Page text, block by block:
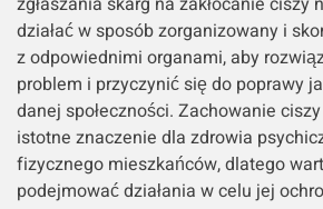
działać w sposób zorganizowany i
z odpowiednimi organami, aby
problem i przyczynić się do poprawy
danej społeczności. Zachowanie
istotne znaczenie dla zdrowia
fizycznego mieszkańców, dlatego
podejmować działania w celu jej